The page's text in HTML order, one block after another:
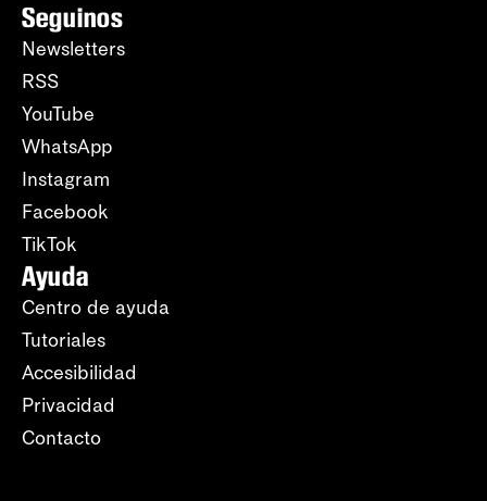
Seguinos
Newsletters
RSS
YouTube
WhatsApp
Instagram
Facebook
TikTok
Ayuda
Centro de ayuda
Tutoriales
Accesibilidad
Privacidad
Contacto